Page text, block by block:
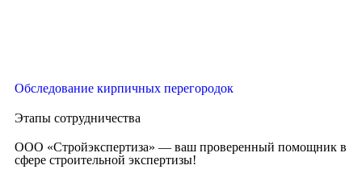
Обследование кирпичных перегородок
Этапы сотрудничества
ООО «Стройэкспертиза» — ваш проверенный помощник в
сфере строительной экспертизы!